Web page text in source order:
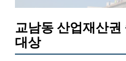
교남동 산업재산권
대상